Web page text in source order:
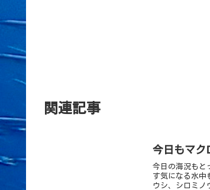
関連記事
今日もマク
今日の海況もと
す気になる水中
ウシ、シロミ